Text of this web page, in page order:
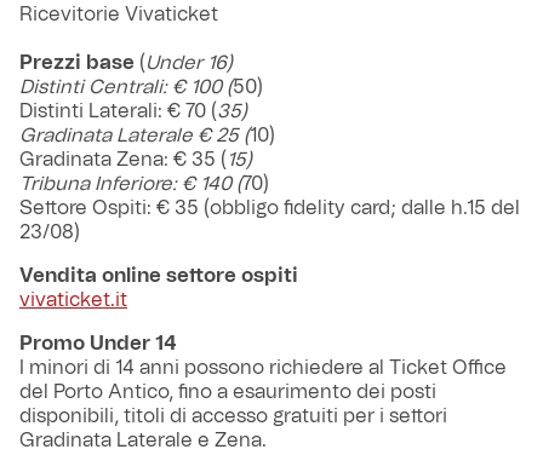
Ricevitorie Vivaticket
Prezzi base (Under 16)
Distinti Centrali: € 100 (50)
Distinti Laterali: € 70 (35)
Gradinata Laterale € 25 (10)
Gradinata Zena: € 35 ( 15)
Tribuna Inferiore: € 140 (70)
Settore Ospiti: € 35 (obbligo fidelity card; dalle h.15 del
23/08)
Vendita online settore ospiti
vivaticket.it
Promo Under 14
I minori di 14 anni possono richiedere al Ticket Office
del Porto Antico, fino a esaurimento dei posti
disponibili, titoli di accesso gratuiti per i settori
Gradinata Laterale e Zena.